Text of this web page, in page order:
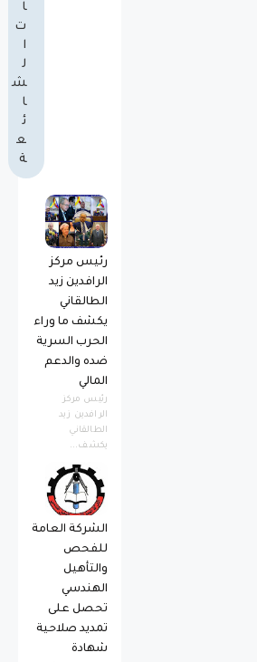
ا
ت
ا
ل
ش
ا
ئ
ع
ة
رئيس مركز
الرافدين زيد
الطالقاني
يكشف ما وراء
الحرب السرية
ضده والدعم
المالي
رئيس مركز
الرافدين زيد
الطالقاني
يكشف...
الشركة العامة
للفحص
والتأهيل
الهندسي
تحصل على
تمديد صلاحية
شهادة